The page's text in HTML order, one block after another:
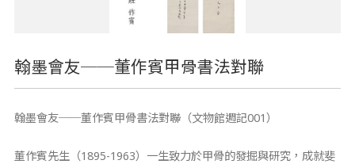
翰墨會友──董作賓甲骨書法對聯
翰墨會友──董作賓甲骨書法對聯（文物館週記001）
董作賓先生（1895-1963）一生致力於甲骨的發掘與研究，成就斐